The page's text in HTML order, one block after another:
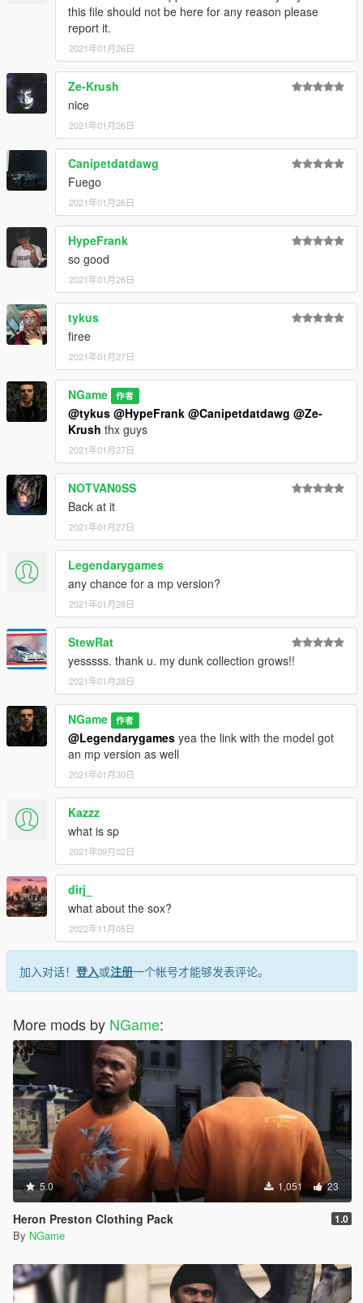
this file should not be here for any reason please
report it.
2021年01月26日
Ze-Krush
nice
2021年01月26日
Canipetdatdawg
Fuego
2021年01月26日
HypeFrank
so good
2021年01月26日
tykus
firee
2021年01月27日
NGame 作者
@tykus @HypeFrank @Canipetdatdawg @Ze-
Krush thx guys
2021年01月27日
NOTVAN0SS
Back at it
2021年01月27日
Legendarygames
any chance for a mp version?
2021年01月28日
StewRat
yesssss. thank u. my dunk collection grows!!
2021年01月28日
NGame 作者
@Legendarygames yea the link with the model got
an mp version as well
2021年01月30日
Kazzz
what is sp
2021年09月02日
dirj_
what about the sox?
2022年11月05日
加入对话！ 登入或注册一个帐号才能够发表评论。
More mods by NGame:
5.0 1,051 23
Heron Preston Clothing Pack 1.0
By NGame